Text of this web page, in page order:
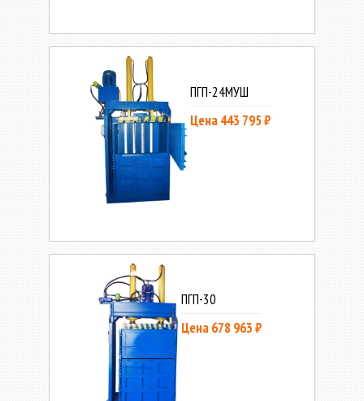
ПГП-24МУШ
Цена 443 795 ₽
ПГП-30
Цена 678 963 ₽